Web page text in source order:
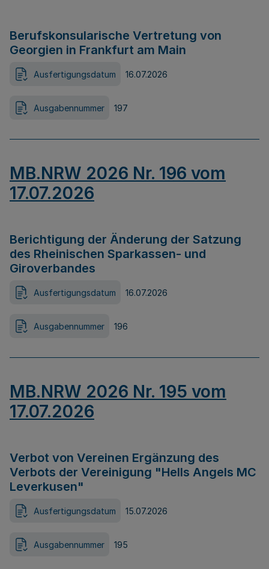
Berufskonsularische Vertretung von
Georgien in Frankfurt am Main
Ausfertigungsdatum 16.07.2026
Ausgabennummer 197
MB.NRW 2026 Nr. 196 vom
17.07.2026
Berichtigung der Änderung der Satzung
des Rheinischen Sparkassen- und
Giroverbandes
Ausfertigungsdatum 16.07.2026
Ausgabennummer 196
MB.NRW 2026 Nr. 195 vom
17.07.2026
Verbot von Vereinen Ergänzung des
Verbots der Vereinigung "Hells Angels MC
Leverkusen"
Ausfertigungsdatum 15.07.2026
Ausgabennummer 195